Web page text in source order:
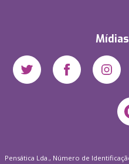
Pensática Lda., Número de